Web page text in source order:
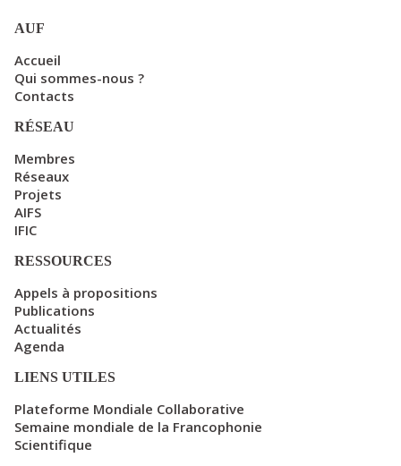
AUF
Accueil
Qui sommes-nous ?
Contacts
RÉSEAU
Membres
Réseaux
Projets
AIFS
IFIC
RESSOURCES
Appels à propositions
Publications
Actualités
Agenda
LIENS UTILES
Plateforme Mondiale Collaborative
Semaine mondiale de la Francophonie
Scientifique